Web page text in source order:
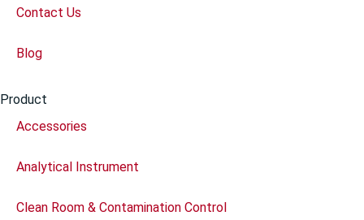
Contact Us
Blog
Product
Accessories
Analytical Instrument
Clean Room & Contamination Control